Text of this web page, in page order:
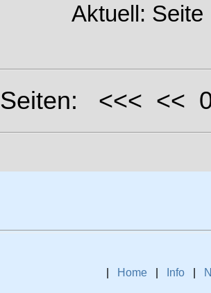
Aktuell: Seite
Seiten: <<< <<
Home Info